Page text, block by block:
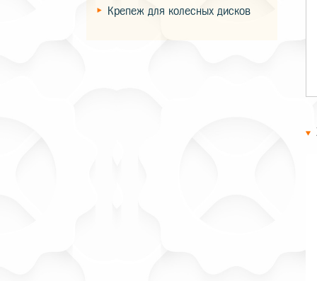
Крепеж для колесных дисков